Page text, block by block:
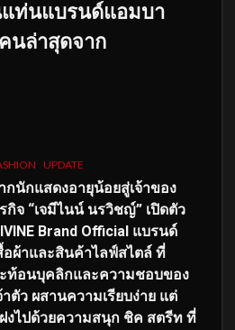
ท่นแบรนด์แอมบา
นล่าสุดจาก
UPDATE
กนักแสดงอายุน้อยสู่เจ้าของ
กิจ “เจมีไนน์ นรวิชญ์” เปิดตัว
Brand Official แบรนด์
อผ้าและสินค้าไลฟ์สไตล์ ที่
ท้อนบุคลิกและความชอบของ
าตัว ผสานความเรียบง่าย แต่
งไปด้วยความสนุก ชิค สตรีท ที่